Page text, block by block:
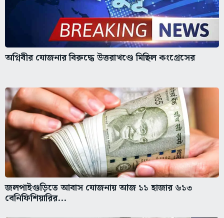
অগ্নিবীর যোজনার বিরুদ্ধে উত্তরাখণ্ডে মিছিল কংগ্রেসের
জলপাইগুড়িতে আবাস যোজনায় আজ ১১ হাজার ৬১৩
বেনিফিশিয়ারির...